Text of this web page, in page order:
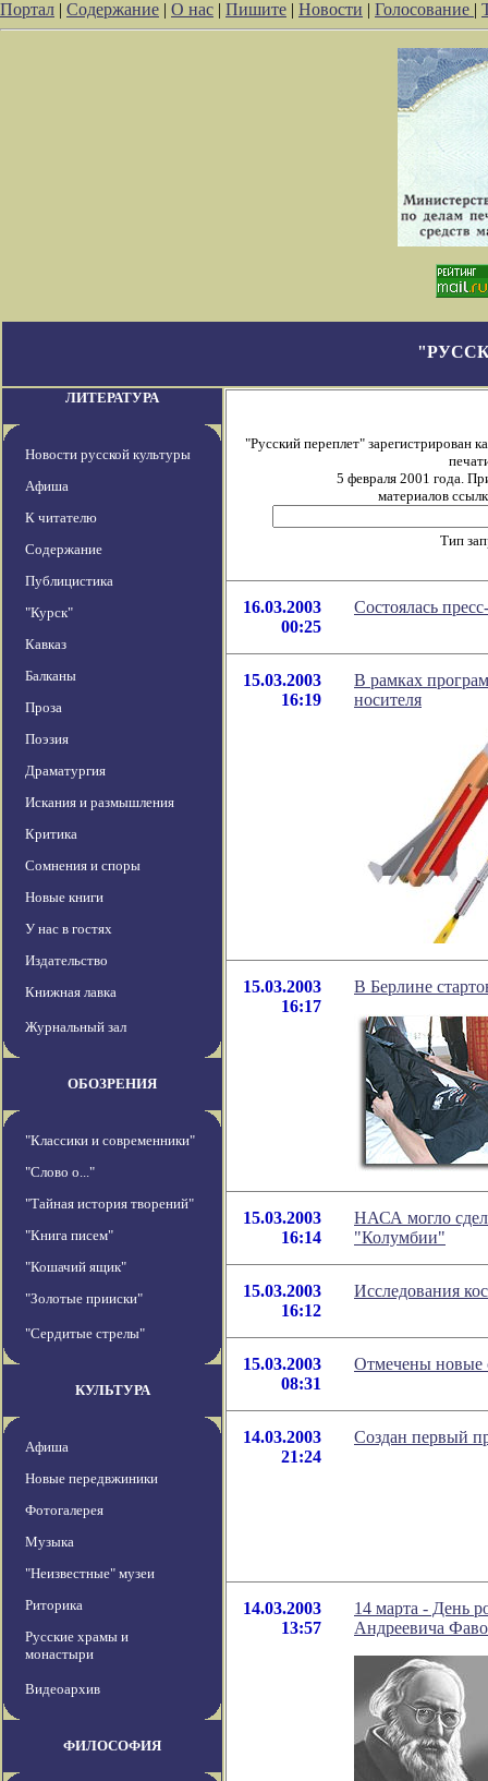
Портал | Содержание | О нас | Пишите | Новости | Голосование |
ЛИТЕРАТУРА
Новости русской культуры
Афиша
К читателю
Содержание
Публицистика
"Курск"
Кавказ
Балканы
Проза
Поэзия
Драматургия
Искания и размышления
Критика
Сомнения и споры
Новые книги
У нас в гостях
Издательство
Книжная лавка
Журнальный зал
ОБОЗРЕНИЯ
"Классики и современники"
"Слово о..."
"Тайная история творений"
"Книга писем"
"Кошачий ящик"
"Золотые прииски"
"Сердитые стрелы"
КУЛЬТУРА
Афиша
Новые передвжиники
Фотогалерея
Музыка
"Неизвестные" музеи
Риторика
Русские храмы и
монастыри
Видеоархив
ФИЛОСОФИЯ
"Русский переплет" зарегистрирован
5 февраля 2001 года.
материалов
Тип
16.03.2003
00:25
Состоялась
15.03.2003
16:19
В рамках
носителя
15.03.2003
16:17
В Берлине
15.03.2003
16:14
НАСА могло
"Колумбии"
15.03.2003
16:12
Исследования
15.03.2003
08:31
Отмечены новые
14.03.2003
21:24
Создан первый
14.03.2003
13:57
14 марта - День
Андреевича